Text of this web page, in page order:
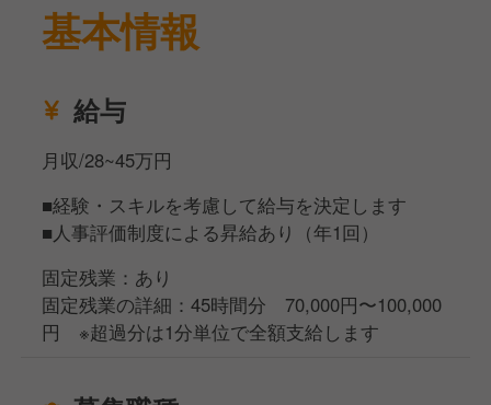
ジメント業務にも携わっていただきます。
なるため、高いホスピタリティを発揮できる環境で
また、全国の日本酒・焼酎を豊富に取り揃えており、
『俺の』シリーズは複数店舗を展開していますが、チ
ェーン店のような画一的な運営はしていません。
メニュー開発や販促企画・施策などは各店舗でおこな
っており、本社から細かい指示はありません。
基本情報
給与
月収/28~45万円
■経験・スキルを考慮して給与を決定します
■人事評価制度による昇給あり（年1回）
固定残業：あり
固定残業の詳細：45時間分 70,000円〜100,000
円 ※超過分は1分単位で全額支給します